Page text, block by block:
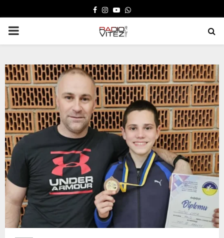
FACEBOOK
INSTAGRAM
YOUTUBE
WHATSAPP
PRIMARY